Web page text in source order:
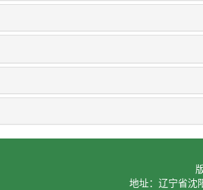
地址：辽宁省沈